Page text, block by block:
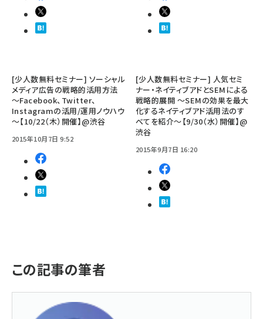
[少人数無料セミナー] ソーシャル
メディア広告の戦略的活用方法
～Facebook、Twitter、
Instagramの活用/運用ノウハウ
～【10/22（木）開催】@渋谷
2015年10月7日 9:52
[少人数無料セミナー] 人気セミ
ナー・ネイティブアドとSEMによる
戦略的展開 ～SEMの効果を最大
化するネイティブアド活用法のす
べてを紹介～【9/30（水）開催】@
渋谷
2015年9月7日 16:20
この記事の筆者